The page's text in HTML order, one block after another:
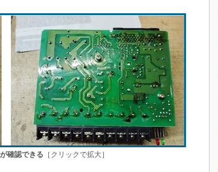
確認できる ［クリックで拡大］